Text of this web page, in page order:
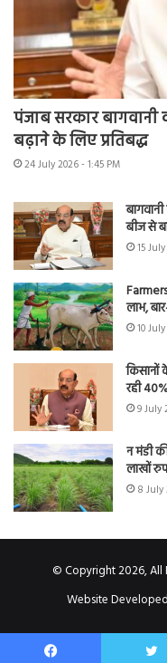
पंजाब सरकार
बढ़ाने के लिए प्रतिबद्ध
24 July 2026 - 1:45 PM
बीज से
15
लाभ,
10
रही
9 July
न मंडी
लाखों
8 July
© Copyright 2026, All
Website